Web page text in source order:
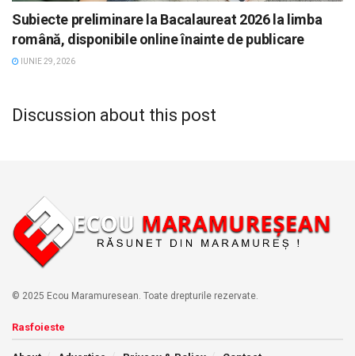
Subiecte preliminare la Bacalaureat 2026 la limba
română, disponibile online înainte de publicare
IUNIE 29, 2026
Discussion about this post
© 2025 Ecou Maramuresean. Toate drepturile rezervate.
Rasfoieste